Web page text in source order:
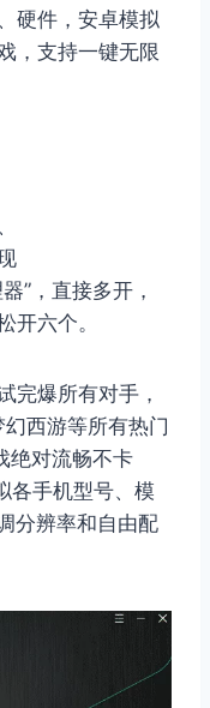
硬件，安卓模拟
，支持一键无限
”，直接多开，
开六个。
完爆所有对手，
西游等所有热门
绝对流畅不卡
各手机型号、模
分辨率和自由配